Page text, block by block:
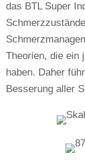
das BTL Super
Theorien, die ein
haben. Daher
Besserung aller